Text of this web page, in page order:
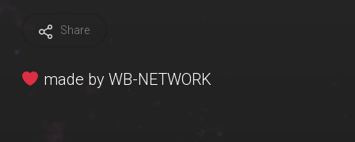
Share
made by WB-NETWORK